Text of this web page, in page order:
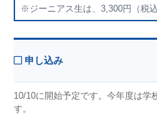
※ジーニアス生は、3,300円（税
申し込み
10/10に開始予定です。今年度は学
す。